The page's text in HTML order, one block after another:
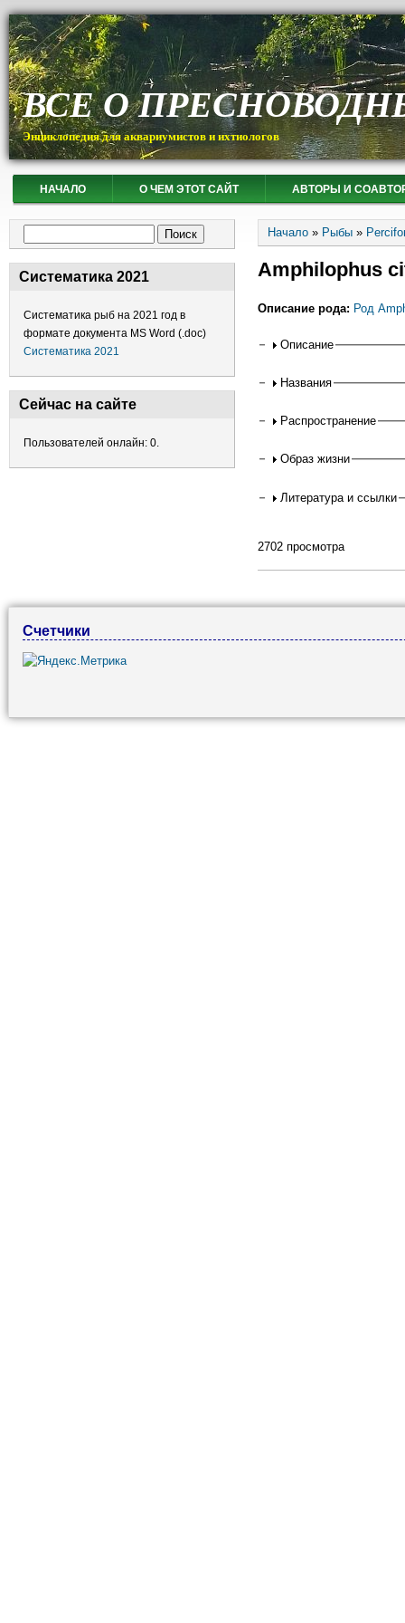
ВСЕ О
Энциклопедия для аквариумистов и ихтиологов
НАЧАЛО О ЧЕМ ЭТОТ САЙТ АВТОРЫ И
Систематика 2021
Систематика рыб на 2021 год в
формате документа MS Word (.doc)
Систематика 2021
Сейчас на сайте
Пользователей онлайн: 0.
Вы здесь
Начало » Рыбы »
Amphilophus
Описание рода: Род
Описание
Названия
Распространение
Образ жизни
Литература и ссылки
2702 просмотра
Счетчики